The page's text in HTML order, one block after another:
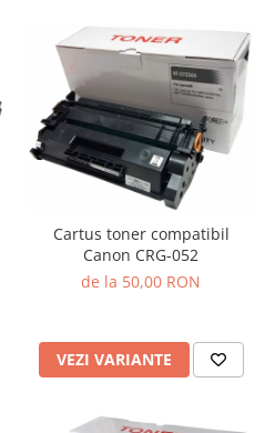
Cartus toner compatibil
Canon CRG-052
de la 50,00 RON
VEZI VARIANTE